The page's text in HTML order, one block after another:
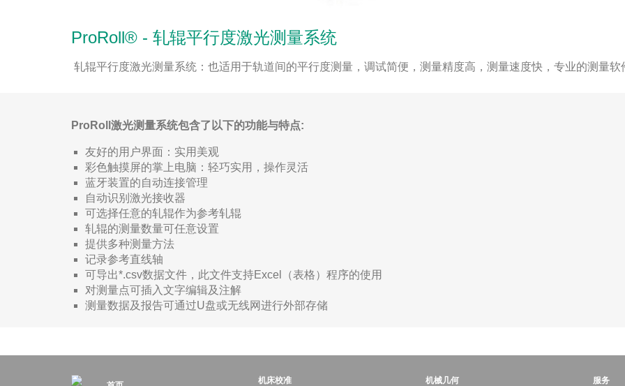
ProRoll® - 轧辊平行度激光测量系统
轧辊平行度激光测量系统：也适用于轨道间的平行度测量，调试简便，测量精度高，测量速度快，专业的测量软
ProRoll激光测量系统包含了以下的功能与特点:
友好的用户界面：实用美观
彩色触摸屏的掌上电脑：轻巧实用，操作灵活
蓝牙装置的自动连接管理
自动识别激光接收器
可选择任意的轧辊作为参考轧辊
轧辊的测量数量可任意设置
提供多种测量方法
记录参考直线轴
可导出*.csv数据文件，此文件支持Excel（表格）程序的使用
对测量点可插入文字编辑及注解
测量数据及报告可通过U盘或无线网进行外部存储
机床校准 机械几何 服务